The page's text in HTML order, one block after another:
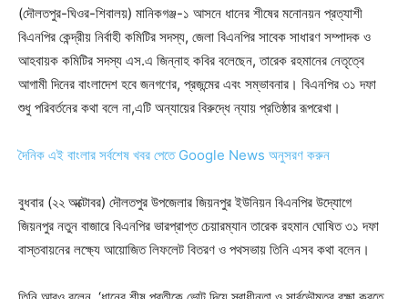
(দৌলতপুর-ঘিওর-শিবালয়) মানিকগঞ্জ-১ আসনে ধানের শীষের মনোনয়ন প্রত্যাশী
বিএনপির কেন্দ্রীয় নির্বাহী কমিটির সদস্য, জেলা বিএনপির সাবেক সাধারণ সম্পাদক ও
আহবায়ক কমিটির সদস্য এস.এ জিন্নাহ কবির বলেছেন, তারেক রহমানের নেতৃত্বে
আগামী দিনের বাংলাদেশ হবে জনগণের, প্রজন্মের এবং সম্ভাবনার। বিএনপির ৩১ দফা
শুধু পরিবর্তনের কথা বলে না,এটি অন্যায়ের বিরুদ্ধে ন্যায় প্রতিষ্ঠার রূপরেখা।
দৈনিক এই বাংলার সর্বশেষ খবর পেতে Google News অনুসরণ করুন
বুধবার (২২ অক্টোবর) দৌলতপুর উপজেলার জিয়নপুর ইউনিয়ন বিএনপির উদ্যোগে
জিয়নপুর নতুন বাজারে বিএনপির ভারপ্রাপ্ত চেয়ারম্যান তারেক রহমান ঘোষিত ৩১ দফা
বাস্তবায়নের লক্ষ্যে আয়োজিত লিফলেট বিতরণ ও পথসভায় তিনি এসব কথা বলেন।